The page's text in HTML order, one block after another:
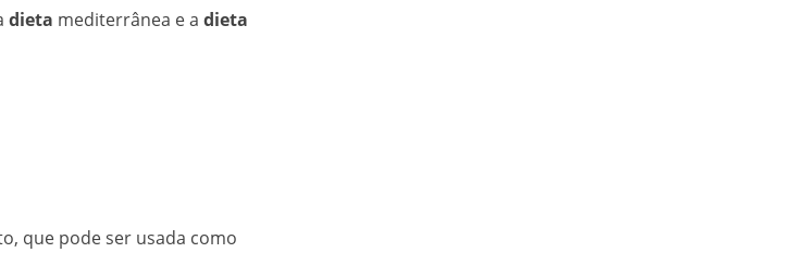
dieta mediterrânea e a dieta
que pode ser usada como